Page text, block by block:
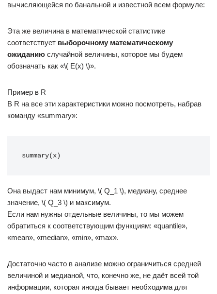
вычисляющейся по банальной и известной всем формуле:
Эта же величина в математической статистике
соответствует выборочному математическому
ожиданию случайной величины, которое мы будем
обозначать как «\( E(x) \)».
Пример в R
В R на все эти характеристики можно посмотреть, набрав
команду «summary»:
summary(x)
Она выдаст нам минимум, \( Q_1 \), медиану, среднее
значение, \( Q_3 \) и максимум.
Если нам нужны отдельные величины, то мы можем
обратиться к соответствующим функциям: «quantile»,
«mean», «median», «min», «max».
Достаточно часто в анализе можно ограничиться средней
величиной и медианой, что, конечно же, не даёт всей той
информации, которая иногда бывает необходима для